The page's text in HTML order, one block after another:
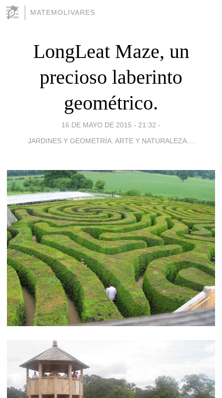
MATEMOLIVARES
LongLeat Maze, un
precioso laberinto
geométrico.
16 DE MAYO DE 2015 - 21:32 -
JARDINES Y GEOMETRÍA. ARTE Y NATURALEZA....